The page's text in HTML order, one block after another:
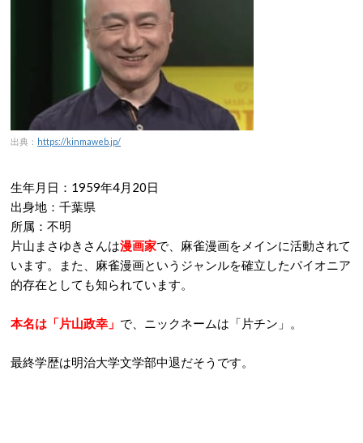
出典： https://kinmaweb.jp/
生年月日：1959年4月20日
出身地：千葉県
所属：不明
片山まさゆきさんは漫画家で、麻雀漫画をメインに活動されて
います。また、麻雀漫画というジャンルを確立したパイオニア
的存在としても知られています。
本名は「片山政幸」 で、ニックネームは「片チン」。
最終学歴は明治大学文学部中退だそうです。